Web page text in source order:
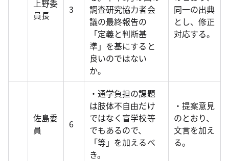
上野委
員長
3
調査研究協力者会
議の最終報告の
「定義と判断基
準」を基にすると
良いのではない
か。
同一の出典
とし、修正
対応する。
佐島委
員
6
・通学負担の課題
は肢体不自由だけ
ではなく盲学校等
でもあるので、
「等」を加えるべ
き。
・提案意見
のとおり、
文言を加え
る。